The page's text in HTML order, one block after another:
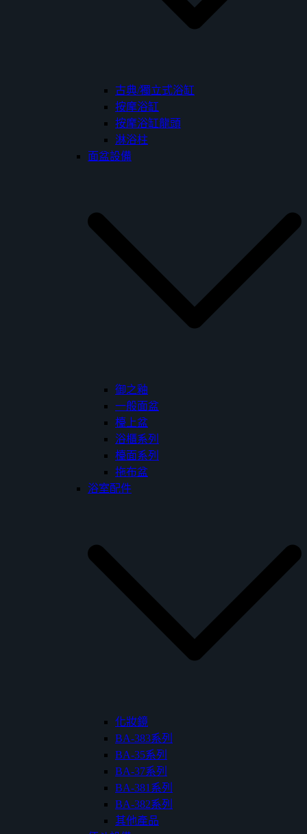
古典/獨立式浴缸
按摩浴缸
按摩浴缸龍頭
淋浴柱
面盆設備
御之釉
一般面盆
檯上盆
浴櫃系列
檯面系列
拖布盆
浴室配件
化妝鏡
BA-383系列
BA-35系列
BA-37系列
BA-381系列
BA-382系列
其他產品